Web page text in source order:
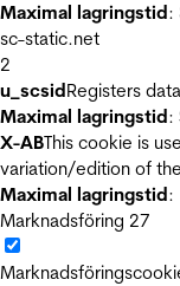
Maximal lagringstid:
sc-static.net
2
u_scsidRegisters
Maximal lagringstid:
X-ABThis cookie is
variation/edition of
Maximal lagringstid:
Marknadsföring 27